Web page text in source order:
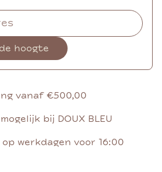
hoogte
vanaf €500,00
bij DOUX BLEU
werkdagen voor 16:00